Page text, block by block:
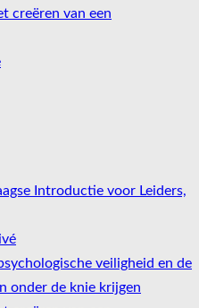
creëren van een
Introductie voor Leiders,
veiligheid en de
onder de knie krijgen